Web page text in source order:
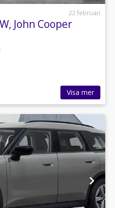
22 februari
John Cooper
Visa mer